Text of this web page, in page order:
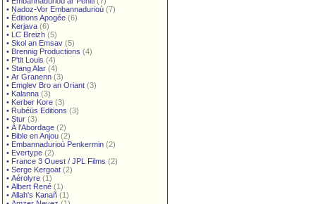
• Nadoz-Vor Embannadurioù (7)
• Éditions Apogée (6)
• Kerjava (6)
• LC Breizh (5)
• Skol an Emsav (5)
• Brennig Productions (4)
• P'tit Louis (4)
• Stang Alar (4)
• Ar Granenn (3)
• Emglev Bro an Oriant (3)
• Kalanna (3)
• Kerber Kore (3)
• Rubéüs Editions (3)
• Stur (3)
• À l'Abordage (2)
• Bible en Anjou (2)
• Embannadurioù Penkermin (2)
• Evertype (2)
• France 3 Ouest / JPL Films (2)
• Serge Kergoat (2)
• Aérolyre (1)
• Albert René (1)
• Allah's Kanañ (1)